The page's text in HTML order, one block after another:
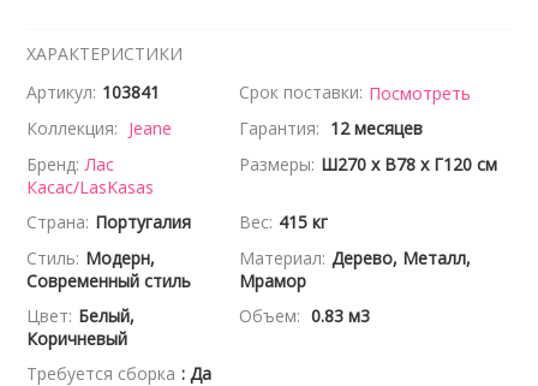
ХАРАКТЕРИСТИКИ
Артикул: 103841 Срок поставки: Посмотреть
Коллекция: Jeane Гарантия: 12 месяцев
Бренд: Лас
Касас/LasKasas
Размеры: Ш270 x В78 x Г120 см
Страна: Португалия Вес: 415 кг
Стиль: Модерн,
Современный стиль
Материал: Дерево, Металл,
Мрамор
Цвет: Белый,
Коричневый
Объем: 0.83 м3
Требуется сборка : Да